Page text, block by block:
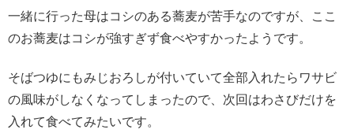
一緒に行った母はコシのある蕎麦が苦手なのですが、ここ
のお蕎麦はコシが強すぎず食べやすかったようです。
そばつゆにもみじおろしが付いていて全部入れたらワサビ
の風味がしなくなってしまったので、次回はわさびだけを
入れて食べてみたいです。